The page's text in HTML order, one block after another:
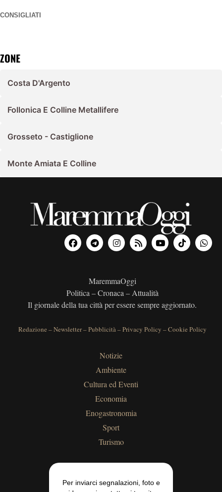
CONSIGLIATI
ZONE
Costa D'Argento
Follonica E Colline Metallifere
Grosseto - Castiglione
Monte Amiata E Colline
MaremmaOggi
Politica – Cronaca – Attualità
Il giornale della tua città per essere sempre aggiornato.
Redazione –Newsletter–Pubblicità–Privacy Policy –Cookie Policy
Notizie
Ambiente
Cultura ed Eventi
Economia
Enogastronomia
Sport
Turismo
Per inviarci segnalazioni, foto e